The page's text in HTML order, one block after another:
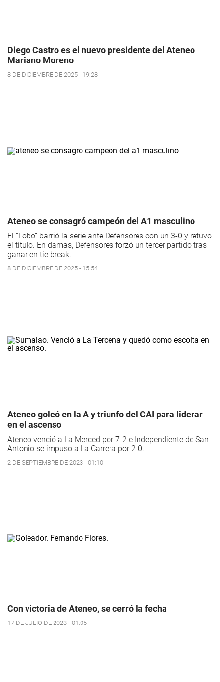
Diego Castro es el nuevo presidente del Ateneo
Mariano Moreno
8 DE DICIEMBRE DE 2025 - 19:28
Ateneo se consagró campeón del A1 masculino
El “Lobo” barrió la serie ante Defensores con un 3-0 y retuvo
el título. En damas, Defensores forzó un tercer partido tras
ganar en tie break.
8 DE DICIEMBRE DE 2025 - 15:54
Ateneo goleó en la A y triunfo del CAI para liderar
en el ascenso
Ateneo venció a La Merced por 7-2 e Independiente de San
Antonio se impuso a La Carrera por 2-0.
2 DE SEPTIEMBRE DE 2023 - 01:10
Con victoria de Ateneo, se cerró la fecha
17 DE JULIO DE 2023 - 01:05